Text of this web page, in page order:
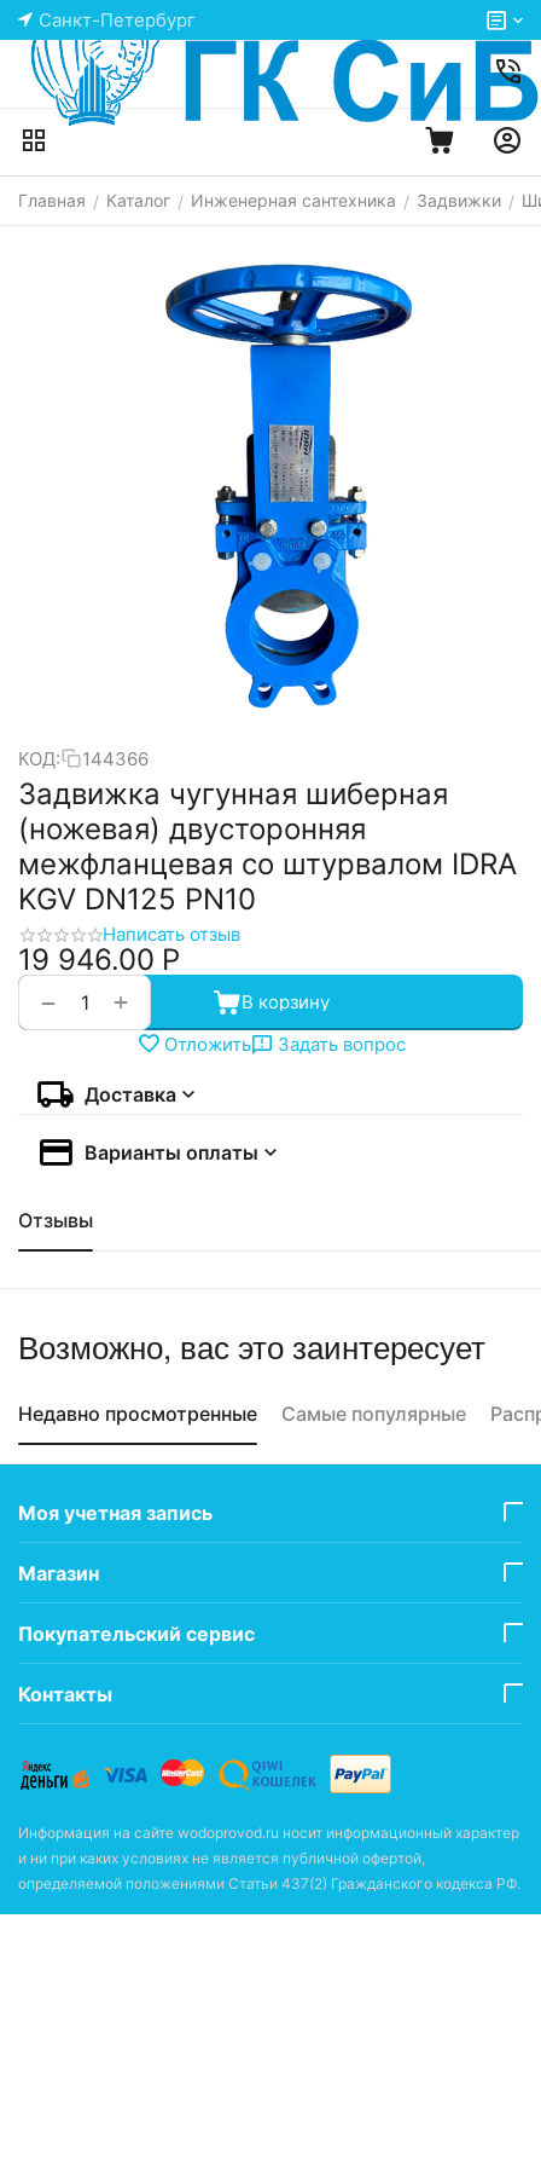
Санкт-Петербург
Главная / Каталог / Инженерная сантехника / Задвижки /
КОД: 144366
Задвижка чугунная шиберная
(ножевая) двусторонняя
межфланцевая со штурвалом IDRA
KGV DN125 PN10
Написать отзыв
19 946.00 Р
+
−
В корзину
Отложить
Задать вопрос
Доставка
Варианты оплаты
Отзывы
Возможно, вас это заинтересует
Недавно просмотренные Самые популярные
Моя учетная запись
Магазин
Покупательский сервис
Контакты
Информация на сайте wodoprovod.ru носит информационный характер
и ни при каких условиях не является публичной офертой,
определяемой положениями Статьи 437(2) Гражданского кодекса РФ.